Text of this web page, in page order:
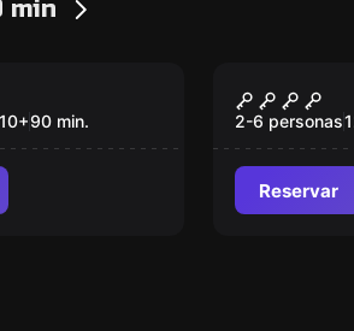
min
Del
10+90 min.
Nuevo
El
Orient
2-6 personas
Reservar